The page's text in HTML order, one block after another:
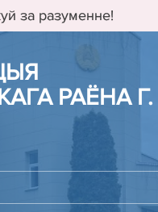
за разуменне!
РАЁНА Г.